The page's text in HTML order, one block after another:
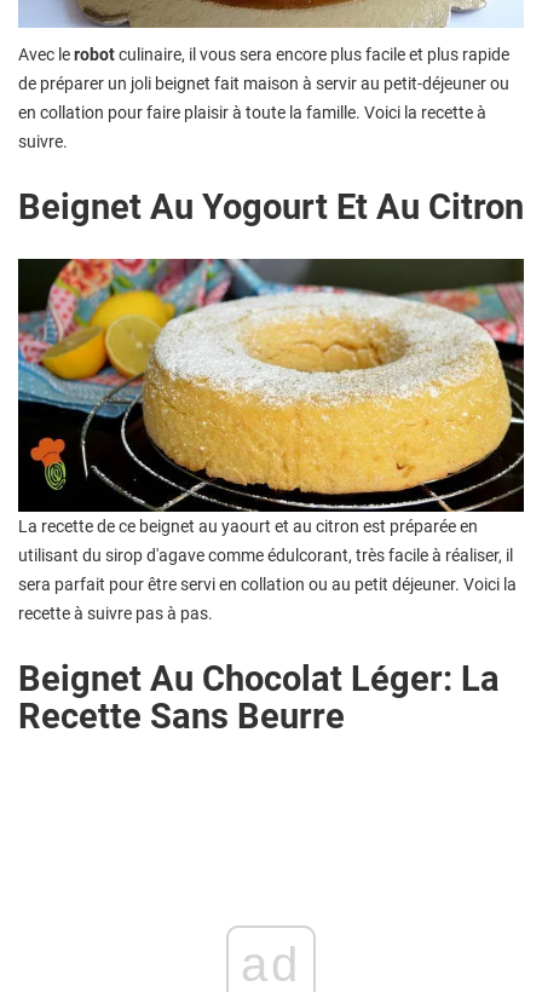
Avec lerobotculinaire, il vous sera encore plus facile et plus rapide
de préparer un joli beignet fait maison à servir au petit-déjeuner ou
en collation pour faire plaisir à toute la famille. Voici la recette à
suivre.
Beignet Au Yogourt Et Au Citron
La recette de ce beignet au yaourt et au citron est préparée en
utilisant du sirop d'agave comme édulcorant, très facile à réaliser, il
sera parfait pour être servi en collation ou au petit déjeuner. Voici la
recette à suivre pas à pas.
Beignet Au Chocolat Léger: La
Recette Sans Beurre
ad